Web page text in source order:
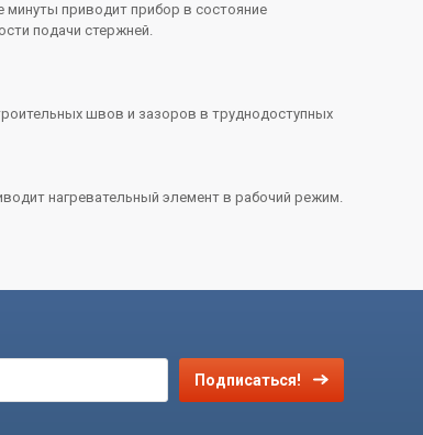
приводит прибор в состояние
подачи стержней.
швов и зазоров в труднодоступных
нагревательный элемент в рабочий режим.
Подписаться!